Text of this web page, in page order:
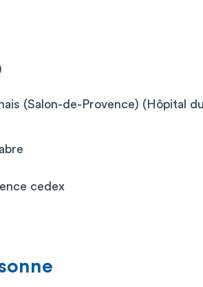
(Salon-de-Provence) (Hôpital
cedex